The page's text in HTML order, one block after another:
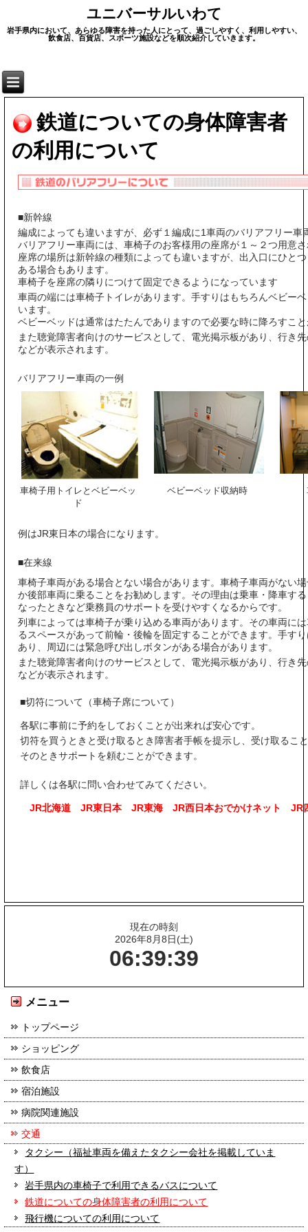
ユニバーサルいわて
岩手県内において、あらゆる障害を持った人にとって、過ごしやすく、利用しやすい、
飲食店、百貨店、スポーツ施設などを順次紹介していきます。
鉄道についての身体障害者
の利用について
■新幹線
編成によっても違いますが、必ず１編成に1車両のバリアフリー車
バリアフリー車両には、車椅子のお客様用の座席が１～２つ用意
座席の場所は新幹線の種類によっても違いますが、出入口にひと
ある場合もあります。
車椅子を座席の隣りにつけて固定できるようになっています
車両の端には車椅子トイレがあります。手すりはもちろんベビー
います。
ベビーベッドは通常はたたんでありますので必要な時に降ろすこ
また聴覚障害者向けのサービスとして、電光掲示板があり、行き
などが表示されます。
バリアフリー車両の一例
車椅子用トイレとベビーベッ
ド
ベビーベッド収納時
例はJR東日本の場合になります。
■在来線
車椅子車両がある場合とない場合があります。車椅子車両がない
か後部車両に乗ることをお勧めします。その理由は乗車・降車す
なったときなど乗務員のサポートを受けやすくなるからです。
列車によっては車椅子が乗り込める車両があります。その車両に
るスペースがあって前輪・後輪を固定することができます。手す
あり、周辺には緊急呼び出しボタンがある場合があります。
また聴覚障害者向けのサービスとして、電光掲示板があり、行き
などが表示されます。
■切符について（車椅子席について）
各駅に事前に予約をしておくことが出来れば安心です。
切符を買うときと受け取るとき障害者手帳を提示し、受け取るこ
そのときサポートを頼むことができます。
詳しくは各駅に問い合わせてみてください。
JR北海道 JR東日本 JR東海 JR西日本おでかけネット JR
現在の時刻
2026年8月8日(土)
06:39:39
メニュー
トップページ
ショッピング
飲食店
宿泊施設
病院関連施設
交通
タクシー（福祉車両を備えたタクシー会社を掲載していま
す）
岩手県内の車椅子で利用できるバスについて
鉄道についての身体障害者の利用について
飛行機についての利用について